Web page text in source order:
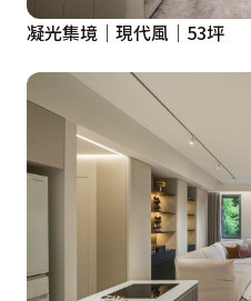
凝光集境｜現代風｜53坪